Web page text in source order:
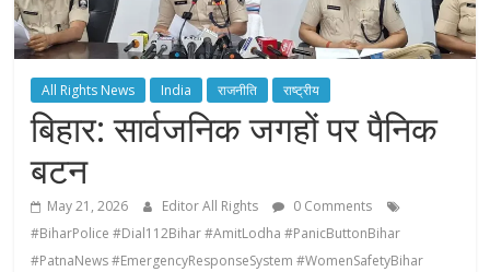
All Rights News India राजनीति राष्ट्रीय
बिहार: सार्वजनिक जगहों पर पैनिक
बटन
May 21, 2026 Editor All Rights
0 Comments
#BiharPolice #Dial112Bihar #AmitLodha #PanicButtonBihar
#PatnaNews #EmergencyResponseSystem #WomenSafetyBihar